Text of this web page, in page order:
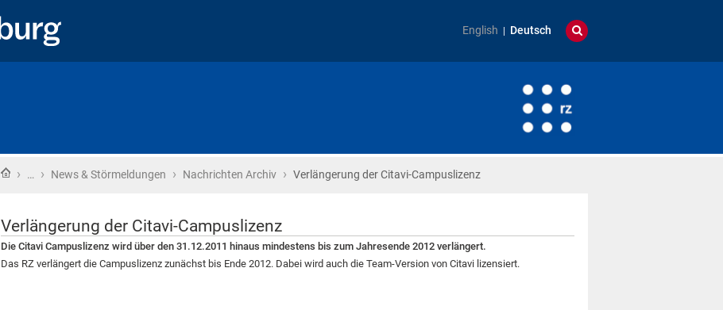
English Deutsch
Startseite
› … › News & Störmeldungen › Nachrichten Archiv › Verlängerung der Citavi-Campuslizenz
Verlängerung der Citavi-Campuslizenz
Die Citavi Campuslizenz wird über den 31.12.2011 hinaus mindestens bis zum Jahresende 2012 verlängert.
Das RZ verlängert die Campuslizenz zunächst bis Ende 2012. Dabei wird auch die Team-Version von Citavi lizensiert.